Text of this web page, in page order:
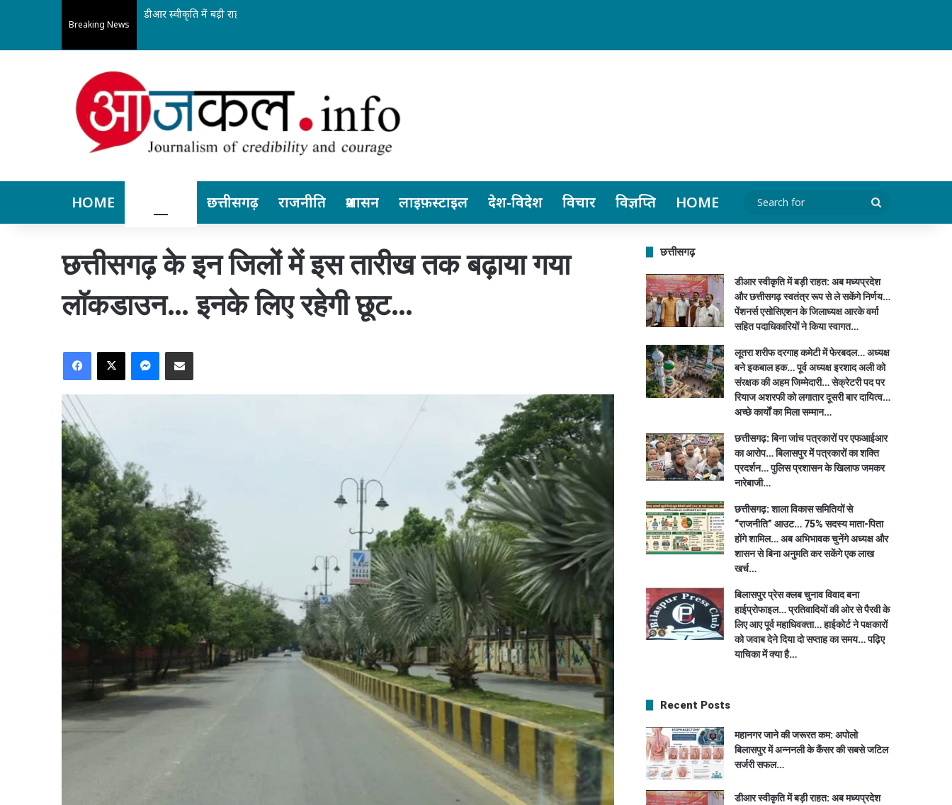
Breaking News
डीआर स्वीकृति में बड़ी राहत: अब मध्यप्रदेश और छत्तीसगढ़ स्वतंत्र रूप से ले सकेंगे निर्णय… पेंशनर्स एसोसिएशन के जिलाध्यक्ष आरके वर्मा सहित पदाधिकारियों ने किया स्वागत…
HOME छत्तीसगढ़ राजनीति प्रशासन लाइफ़स्टाइल देश-विदेश विचार विज्ञप्ति HOME
for
छत्तीसगढ़ के इन जिलों में इस तारीख तक बढ़ाया गया
लॉकडाउन… इनके लिए रहेगी छूट…
Facebook
X MessengerShare via Email
छत्तीसगढ़
डीआर स्वीकृति में बड़ी राहत: अब मध्यप्रदेश
और छत्तीसगढ़ स्वतंत्र रूप से ले सकेंगे निर्णय…
पेंशनर्स एसोसिएशन के जिलाध्यक्ष आरके वर्मा
सहित पदाधिकारियों ने किया स्वागत…
लूतरा शरीफ दरगाह कमेटी में फेरबदल… अध्यक्ष
बने इकबाल हक… पूर्व अध्यक्ष इरशाद अली को
संरक्षक की अहम जिम्मेदारी… सेक्रेटरी पद पर
रियाज अशरफी को लगातार दूसरी बार दायित्व…
अच्छे कार्यों का मिला सम्मान…
छत्तीसगढ़: बिना जांच पत्रकारों पर एफआईआर
का आरोप… बिलासपुर में पत्रकारों का शक्ति
प्रदर्शन… पुलिस प्रशासन के खिलाफ जमकर
नारेबाजी…
छत्तीसगढ़: शाला विकास समितियों से
“राजनीति” आउट… 75% सदस्य माता-पिता
होंगे शामिल… अब अभिभावक चुनेंगे अध्यक्ष और
शासन से बिना अनुमति कर सकेंगे एक लाख
खर्च…
बिलासपुर प्रेस क्लब चुनाव विवाद बना
हाईप्रोफाइल… प्रतिवादियों की ओर से पैरवी के
लिए आए पूर्व महाधिवक्ता… हाईकोर्ट ने पक्षकारों
को जवाब देने दिया दो सप्ताह का समय… पढ़िए
याचिका में क्या है…
Recent Posts
महानगर जाने की जरूरत कम: अपोलो
बिलासपुर में अन्ननली के कैंसर की सबसे जटिल
सर्जरी सफल…
डीआर स्वीकृति में बड़ी राहत: अब मध्यप्रदेश